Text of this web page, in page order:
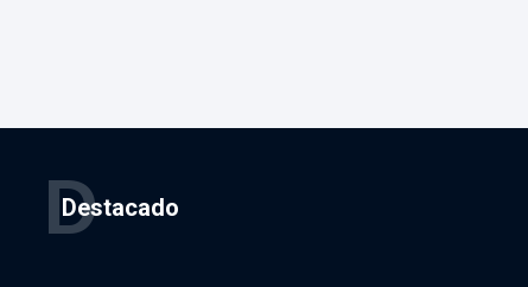
Destacado
D